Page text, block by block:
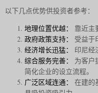
以下几点优势供投资者参考：
地理位置优越：
靠近主
政府政策支持：
受益于
经济增长迅猛：
印尼经
综合服务完善：
为客户
简化企业的设立流程。
广泛区域连通：
在建的